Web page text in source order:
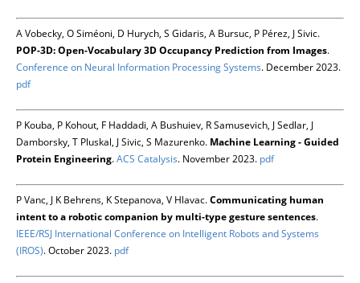
A Vobecky, O Siméoni, D Hurych, S Gidaris, A Bursuc, P Pérez, J Sivic.
POP-3D: Open-Vocabulary 3D Occupancy Prediction from Images.
Conference on Neural Information Processing Systems. December 2023.
pdf
P Kouba, P Kohout, F Haddadi, A Bushuiev, R Samusevich, J Sedlar, J
Damborsky, T Pluskal, J Sivic, S Mazurenko. Machine Learning - Guided
Protein Engineering.ACS Catalysis. November 2023. pdf
P Vanc, J K Behrens, K Stepanova, V Hlavac.Communicating human
intent to a robotic companion by multi-type gesture sentences.
IEEE/RSJ International Conference on Intelligent Robots and Systems
(IROS). October 2023. pdf